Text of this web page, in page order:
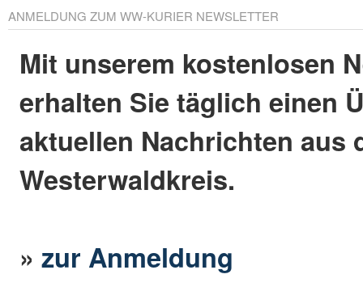
ANMELDUNG ZUM WW-KURIER NEWSLETTER
Mit unserem kostenlosen
erhalten Sie täglich einen
aktuellen Nachrichten aus
Westerwaldkreis.
»zur Anmeldung